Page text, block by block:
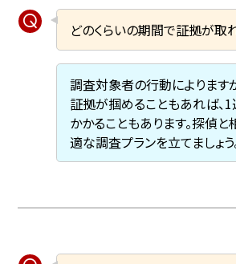
どのくらいの期間で証拠が取
調査対象者の行動によります
証拠が掴めることもあれば、
かかることもあります。探偵と
適な調査プランを立てましょう